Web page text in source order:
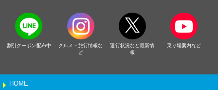
割引クーポン配布中
グルメ・旅行情報な
ど
運行状況など最新情
報
乗り場案内など
HOME